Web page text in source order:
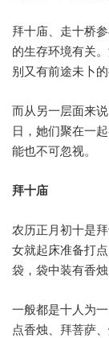
拜十庙、走十桥
的生存环境有关
别又有前途未卜
而从另一层面来
日，她们聚在一
能也不可忽视。
拜十庙
农历正月初十是
女就起床准备打
袋，袋中装有香烛
一般都是十人为
点香烛、拜菩萨